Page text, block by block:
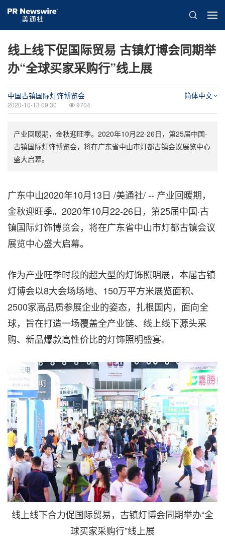
线上线下促国际贸易 古镇灯博会同期举
办“全球买家采购行”线上展
中国古镇国际灯饰博览会
2020-10-13 09:30 9704
简体中文
产业回暖期，金秋迎旺季。2020年10月22-26日，第25届中国-
古镇国际灯饰博览会，将在广东省中山市灯都古镇会议展览中心
盛大启幕。
广东中山2020年10月13日 /美通社/ -- 产业回暖期，
金秋迎旺季。2020年10月22-26日，第25届中国·古
镇国际灯饰博览会，将在广东省中山市灯都古镇会议
展览中心盛大启幕。
作为产业旺季时段的超大型的灯饰照明展，本届古镇
灯博会以8大会场场地、 150万平方米展览面积、
2500家高品质参展企业的姿态，扎根国内，面向全
球，旨在打造一场覆盖全产业链、线上线下源头采
购、新品爆款高性价比的灯饰照明盛宴。
线上线下合力促国际贸易，古镇灯博会同期举办“全
球买家采购行”线上展